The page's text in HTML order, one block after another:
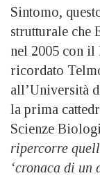
Sintomo,
strutturale che
nel 2005 con il
ricordato
all’Università
la prima
Scienze
ripercorre
‘cronaca di un